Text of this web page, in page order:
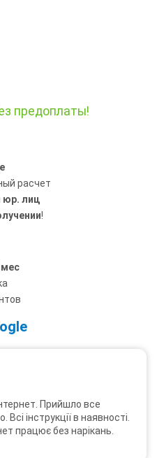
предоплаты!
расчет
юр. лиц
!
мес
Прийшло все
інструкції в наявності.
працює без нарікань.